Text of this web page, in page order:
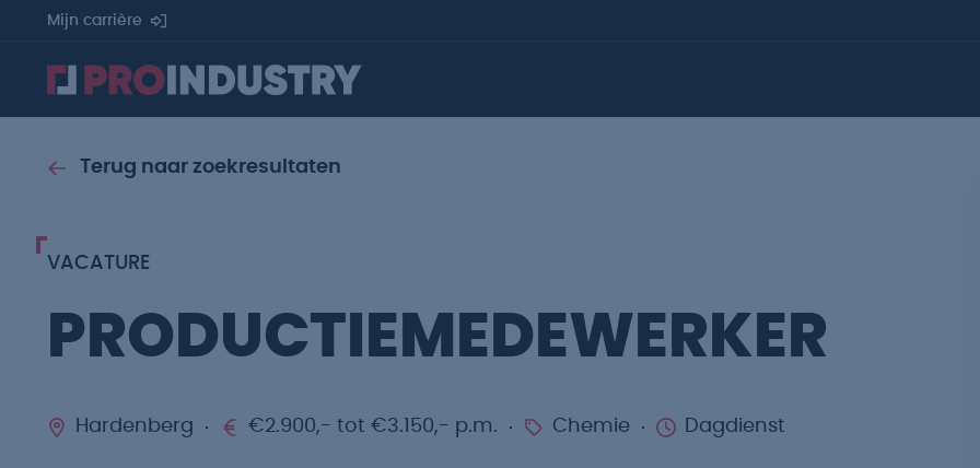
Mijn carrière
Terug naar zoekresultaten
VACATURE
PRODUCTIEMEDEWERKER
Hardenberg €2.900,- tot €3.150,- p.m. Chemie Dagdienst